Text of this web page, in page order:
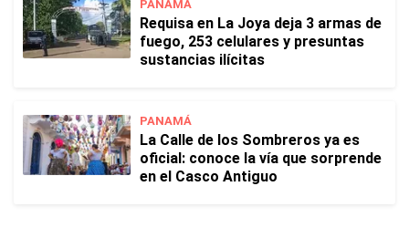
PANAMÁ
Requisa en La Joya deja 3 armas de
fuego, 253 celulares y presuntas
sustancias ilícitas
PANAMÁ
La Calle de los Sombreros ya es
oficial: conoce la vía que sorprende
en el Casco Antiguo